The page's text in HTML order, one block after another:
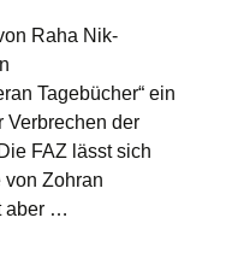
Raha Nik-
Tagebücher“ ein
Verbrechen der
FAZ lässt sich
von Zohran
aber …